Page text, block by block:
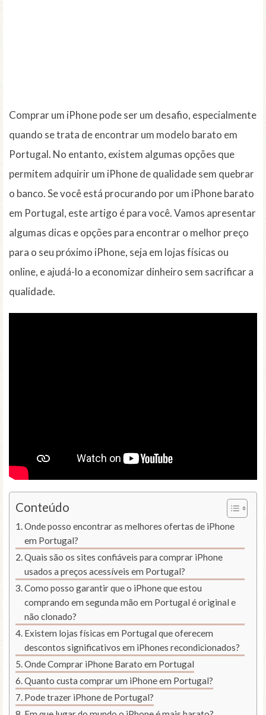
Comprar um iPhone pode ser um desafio, especialmente
quando se trata de encontrar um modelo barato em
Portugal. No entanto, existem algumas opções que
permitem adquirir um iPhone de qualidade sem quebrar
o banco. Se você está procurando por um iPhone barato
em Portugal, este artigo é para você. Vamos apresentar
algumas dicas e opções para encontrar o melhor preço
para o seu próximo iPhone, seja em lojas físicas ou
online, e ajudá-lo a economizar dinheiro sem sacrificar a
qualidade.
Conteúdo
Onde posso encontrar as melhores ofertas de iPhone
em Portugal?
Quais são os sites confiáveis para comprar iPhone
usados a preços acessíveis em Portugal?
Como posso garantir que o iPhone que estou
comprando em segunda mão em Portugal é original e
não clonado?
Existem lojas físicas em Portugal que oferecem
descontos significativos em iPhones recondicionados?
Onde Comprar iPhone Barato em Portugal
Quanto custa comprar um iPhone em Portugal?
Pode trazer iPhone de Portugal?